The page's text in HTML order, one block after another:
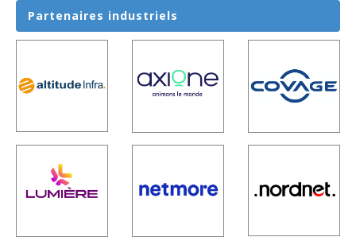
Partenaires industriels